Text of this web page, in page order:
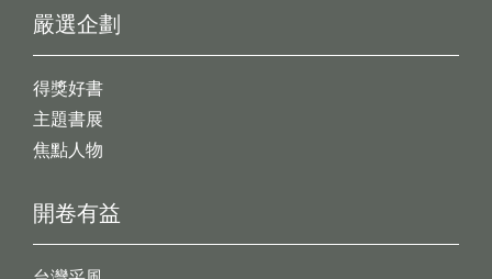
開卷有益
嚴選企劃
得獎好書
主題書展
焦點人物